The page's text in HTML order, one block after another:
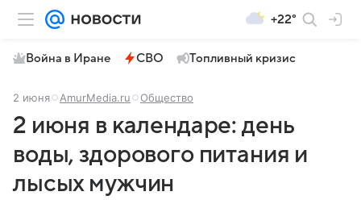
+22°
Война в Иране СВО Топливный кризис
2 июня AmurMedia.ru Общество
2 июня в календаре: день
воды, здорового питания и
лысых мужчин